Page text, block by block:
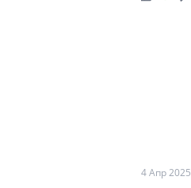
4 Апр 2025